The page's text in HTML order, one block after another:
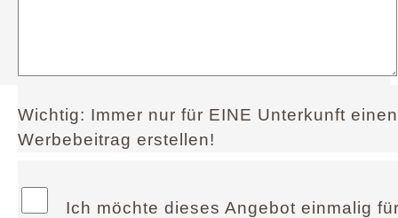
Wichtig: Immer nur für EINE Unterkunft einen
Werbebeitrag erstellen!
Ich möchte dieses Angebot einmalig